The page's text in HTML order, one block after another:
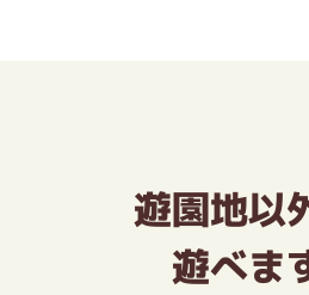
遊園地以
遊べま